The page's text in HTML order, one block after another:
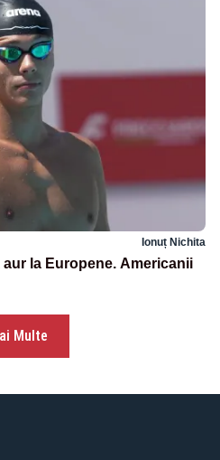
Ionuț Nichita
la Europene. Americanii
Multe